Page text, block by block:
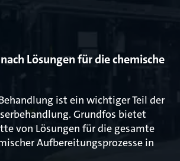
Lösungen für die chemische
ist ein wichtiger Teil der
Grundfos bietet
von Lösungen für die gesamte
Aufbereitungsprozesse in